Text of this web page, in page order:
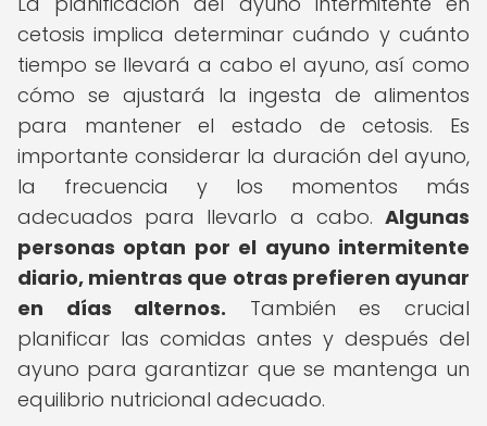
cetosis implica determinar cuándo y cuánto
tiempo se llevará a cabo el ayuno, así como
cómo se ajustará la ingesta de alimentos
para mantener el estado de cetosis. Es
importante considerar la duración del ayuno,
la frecuencia y los momentos más
adecuados para llevarlo a cabo. Algunas
personas optan por el ayuno intermitente
diario, mientras que otras prefieren ayunar
en días alternos. También es crucial
planificar las comidas antes y después del
ayuno para garantizar que se mantenga un
equilibrio nutricional adecuado.